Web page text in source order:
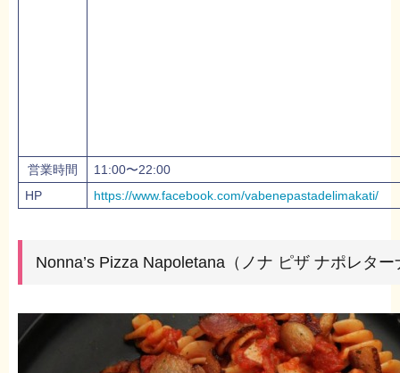
営業時間
11:00〜22:00
HP
https://www.facebook.com/vabenepastadelimakati/
Nonna’s Pizza Napoletana（ノナ ピザ ナポレター